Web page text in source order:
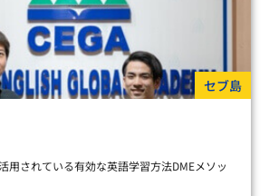
セブ島
用されている有効な英語学習方法DMEメソッ